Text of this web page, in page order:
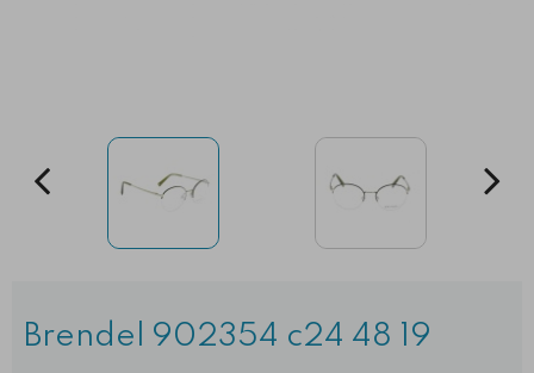
Brendel 902354 c24 48 19